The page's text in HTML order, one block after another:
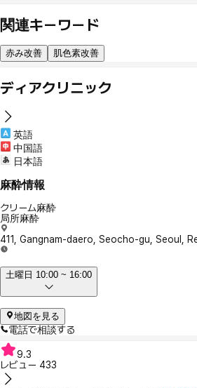
関連キーワード
赤み改善 肌色素改善
ディアクリニック
英語
中国語
日本語
麻酔情報
クリーム麻酔
局所麻酔
411, Gangnam-daero, Seocho-gu, Seoul,
土曜日 10:00 ~ 16:00
地図を見る
電話で相談する
9.3
レビュー 433